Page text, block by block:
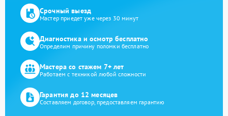
Срочный выезд
Мастер приедет уже через 30 минут
Диагностика и осмотр бесплатно
Определим причину поломки бесплатно
Мастера со стажем 7+ лет
Работаем с техникой любой сложности
Гарантия до 12 месяцев
Составляем договор, предоставляем гарантию